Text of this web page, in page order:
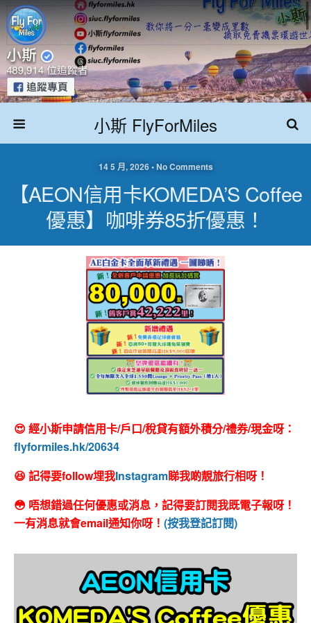
小斯 FlyForMiles
14 5 月, 2026 • No Comments
【AEON信用卡KOMEDA’S Coffee
優惠】咖啡券85折優惠！
😍 經小斯申請信用卡/戶口/稅貸有額外積分/禮券/現金呀：
flyformiles.hk/20634
😆 記得要follow埋我Instagram睇我啲靚旅行相呀！
😳 唔想錯過任何優惠或消息，記得要訂閱我既電子報呀！
一有消息就會email通知你呀！ (按我登記訂閱)